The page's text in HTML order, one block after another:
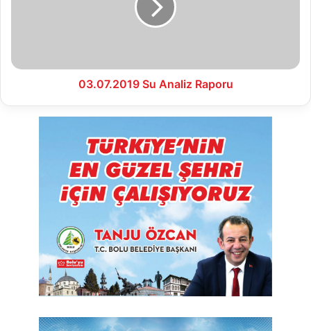
03.07.2019 Su Analiz Raporu